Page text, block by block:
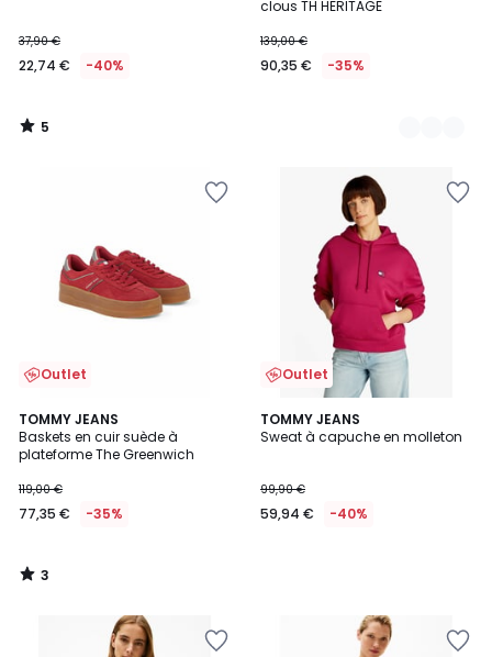
37,90 €
22,74 € -40%
5
/
clous TH HERITAGE
139,00 €
90,35 € -35%
Outlet
TOMMY JEANS
Baskets en cuir suède à
plateforme The Greenwich
119,00 €
77,35 € -35%
3
/
5
3
/
Outlet
TOMMY JEANS
Sweat à capuche en molleton
99,90 €
59,94 € -40%